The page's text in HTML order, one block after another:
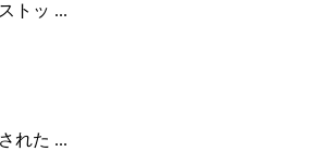
トッ ...
れた ...